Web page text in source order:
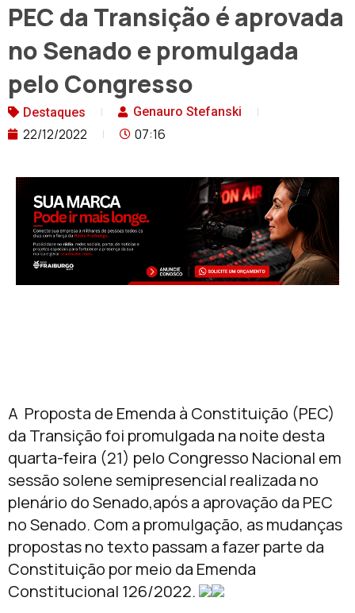
PEC da Transição é aprovada
no Senado e promulgada
pelo Congresso
Destaques Genauro Stefanski
22/12/2022 07:16
A Proposta de Emenda à Constituição (PEC)
da Transição foi promulgada na noite desta
quarta-feira (21) pelo Congresso Nacional em
sessão solene semipresencial realizada no
plenário do Senado,após a aprovação da PEC
no Senado. Com a promulgação, as mudanças
propostas no texto passam a fazer parte da
Constituição por meio da Emenda
Constitucional 126/2022.